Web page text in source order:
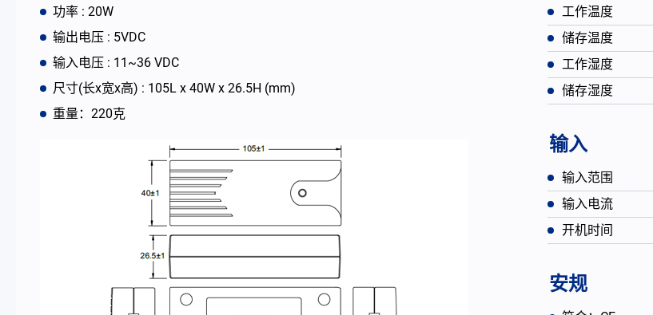
功率 : 20W
输出电压 : 5VDC
输入电压 : 11~36 VDC
尺寸(长x宽x高) : 105L x 40W x 26.5H (mm)
重量：220克
工作温度
储存温度
工作湿度
储存湿度
输入
输入范围
输入电流
开机时间
安规
解决方案
为何选择翌胜